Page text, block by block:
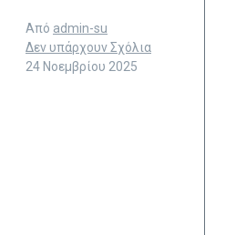
Από admin-su
Δεν υπάρχουν Σχόλια
24 Νοεμβρίου 2025